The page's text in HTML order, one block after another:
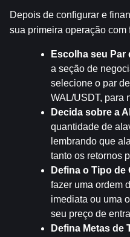
Depois de configurar e
sua primeira operação com
Escolha seu Par
a seção de
selecione o par
WAL/USDT, para
Decida sobre a
quantidade de
lembrando que
tanto os retornos
Defina o Tipo de
fazer uma ordem
imediata ou uma
seu preço de
Defina Metas de